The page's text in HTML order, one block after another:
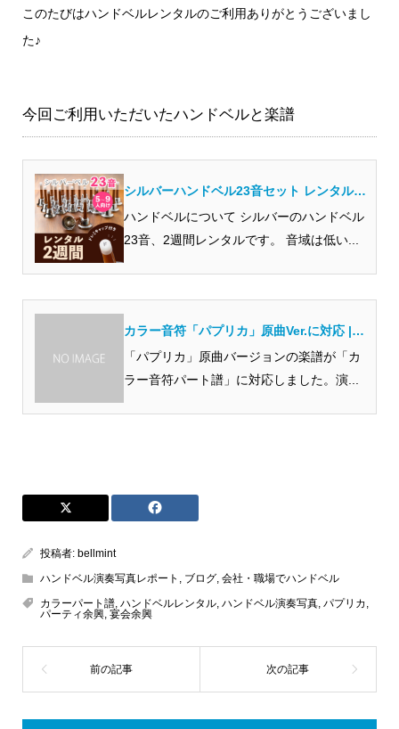
このたびはハンドベルレンタルのご利用ありがとうございまし
た♪
今回ご利用いただいたハンドベルと楽譜
シルバーハンドベル23音セット レンタル 2
週間
ハンドベルについて シルバーのハンドベル
23音、2週間レンタルです。 音域は低い...
カラー音符「パプリカ」原曲Ver.に対応 |
ハンドベル楽譜＆レンタル店｜ベルミント
「パプリカ」原曲バージョンの楽譜が「カ
ラー音符パート譜」に対応しました。演...
投稿者: bellmint
ハンドベル演奏写真レポート
ブログ, 会社・職場でハンドベル
カラーパート譜, ハンドベルレンタル, ハンドベル演奏写真, パプリカ
パーティ余興, 宴会余興